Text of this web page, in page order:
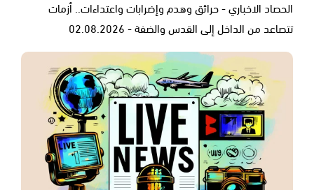
الحصاد الاخباري - حرائق وهدم وإضرابات واعتداءات.. أزمات
تتصاعد من الداخل إلى القدس والضفة - 02.08.2026